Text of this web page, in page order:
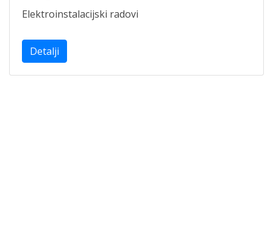
Elektroinstalacijski radovi
Detalji